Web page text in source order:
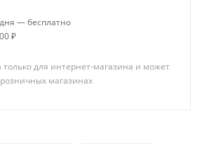
— бесплатно
₽
для интернет-магазина и может
магазинах